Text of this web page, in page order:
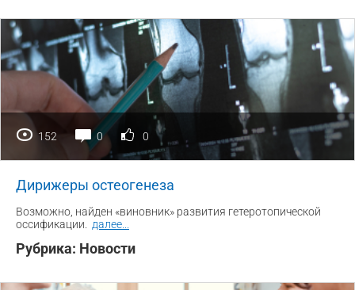
152 0 0
Дирижеры остеогенеза
Возможно, найден «виновник» развития гетеротопической
оссификации.
далее
Рубрика: Новости